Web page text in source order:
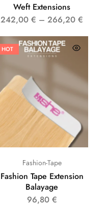
Weft Extensions
242,00€ –266,20€
HOT
Fashion-Tape
Fashion Tape Extension
Balayage
96,80 €